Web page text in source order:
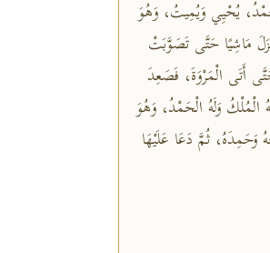
يُحْيِي وَيُمِيتُ، وَهُوَ
مَاشِيًا حَتَّى تَصَوَّبَتْ
أَتَى الْمَرْوَةَ، فَصَعِدَ
الْمُلْكُ وَلَهُ الْحَمْدُ، وَهُوَ
ثُمَّ دَعَا عَلَيْهَا